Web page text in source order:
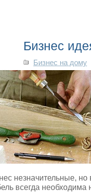
Бизнес
Бизнес на дому
незначительные,
всегда